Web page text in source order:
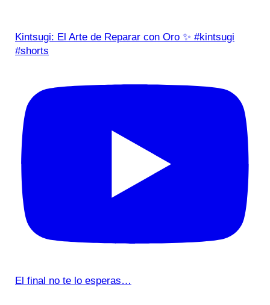
Kintsugi: El Arte de Reparar con Oro ✨ #kintsugi
#shorts
El final no te lo esperas…